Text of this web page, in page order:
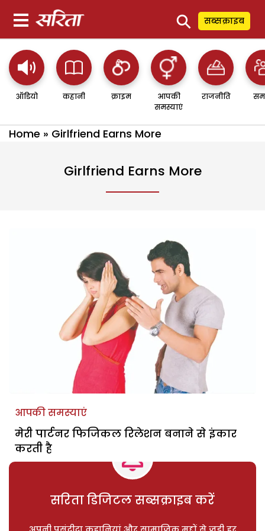
⚲ सब्सक्राइब
ऑडियो कहानी क्राइम
आपकी
समस्याएं
राजनीति
Home » Girlfriend Earns More
Girlfriend Earns More
आपकी समस्याएं
मेरी पार्टनर फिजिकल रिलेशन बनाने से इंकार
करती है
सरिता डिजिटल सब्सक्राइब करें